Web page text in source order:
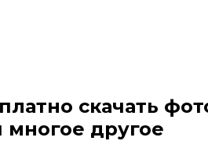
скачать
другое